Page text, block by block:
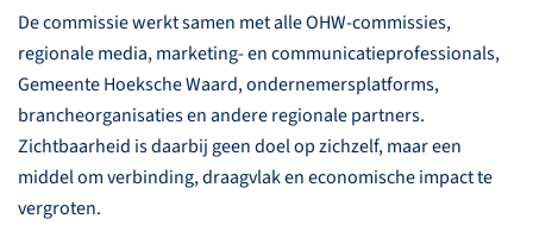
De commissie werkt samen met alle OHW-commissies,
regionale media, marketing- en communicatieprofessionals,
Gemeente Hoeksche Waard, ondernemersplatforms,
brancheorganisaties en andere regionale partners.
Zichtbaarheid is daarbij geen doel op zichzelf, maar een
middel om verbinding, draagvlak en economische impact te
vergroten.